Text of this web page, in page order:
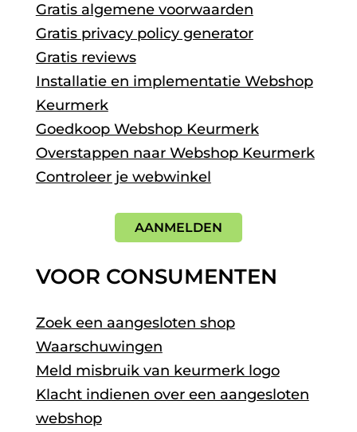
Gratis algemene voorwaarden
Gratis privacy policy generator
Gratis reviews
Installatie en implementatie Webshop
Keurmerk
Goedkoop Webshop Keurmerk
Overstappen naar Webshop Keurmerk
Controleer je webwinkel
AANMELDEN
VOOR CONSUMENTEN
Zoek een aangesloten shop
Waarschuwingen
Meld misbruik van keurmerk logo
Klacht indienen over een aangesloten
webshop